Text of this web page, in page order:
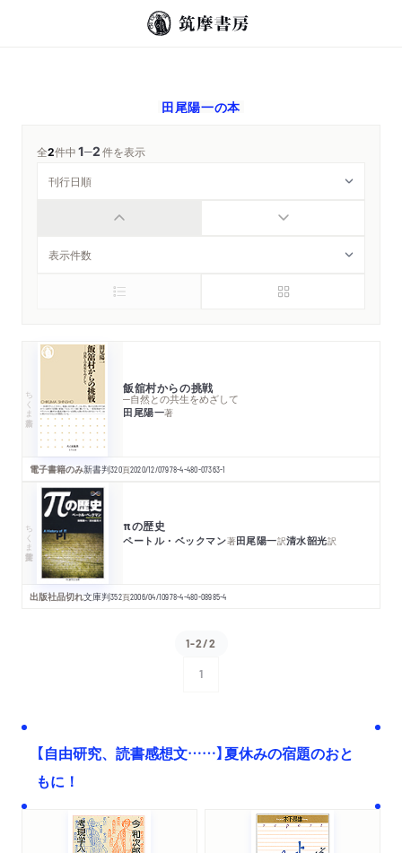
田尾陽一の本
全2件中1─2件を表示
ちくま新書 飯舘村からの挑戦
─自然との共生をめざして
田尾陽一著
電子書籍のみ新書判320頁2020/12/07978-4-480-07363-1
ちくま学芸文庫 πの歴史
ペートル・ベックマン著田尾陽一訳清水韶光訳
出版社品切れ文庫判352頁2006/04/10978-4-480-08985-4
1-2/2
1
【自由研究、読書感想文……】夏休みの宿題のおと
もに！